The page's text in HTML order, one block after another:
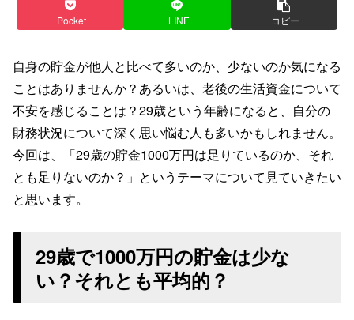
Pocket LINE コピー
自身の貯金が他人と比べて多いのか、少ないのか気になる
ことはありませんか？あるいは、老後の生活資金について
不安を感じることは？29歳という年齢になると、自分の
財務状況について深く思い悩む人も多いかもしれません。
今回は、「29歳の貯金1000万円は足りているのか、それ
とも足りないのか？」というテーマについて見ていきたい
と思います。
29歳で1000万円の貯金は少な
い？それとも平均的？